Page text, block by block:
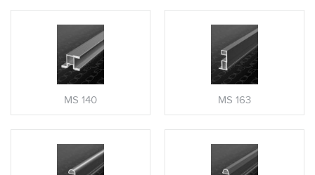
MS 140 MS 163